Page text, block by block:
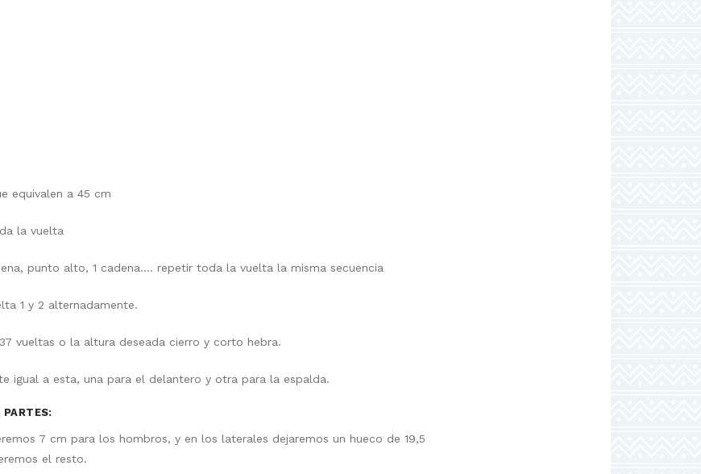
equivalen a 45 cm
la vuelta
punto alto, 1 cadena…. repetir toda la vuelta la misma secuencia
1 y 2 alternadamente.
vueltas o la altura deseada cierro y corto hebra.
igual a esta, una para el delantero y otra para la espalda.
7 cm para los hombros, y en los laterales dejaremos un hueco de 19,5
el resto.